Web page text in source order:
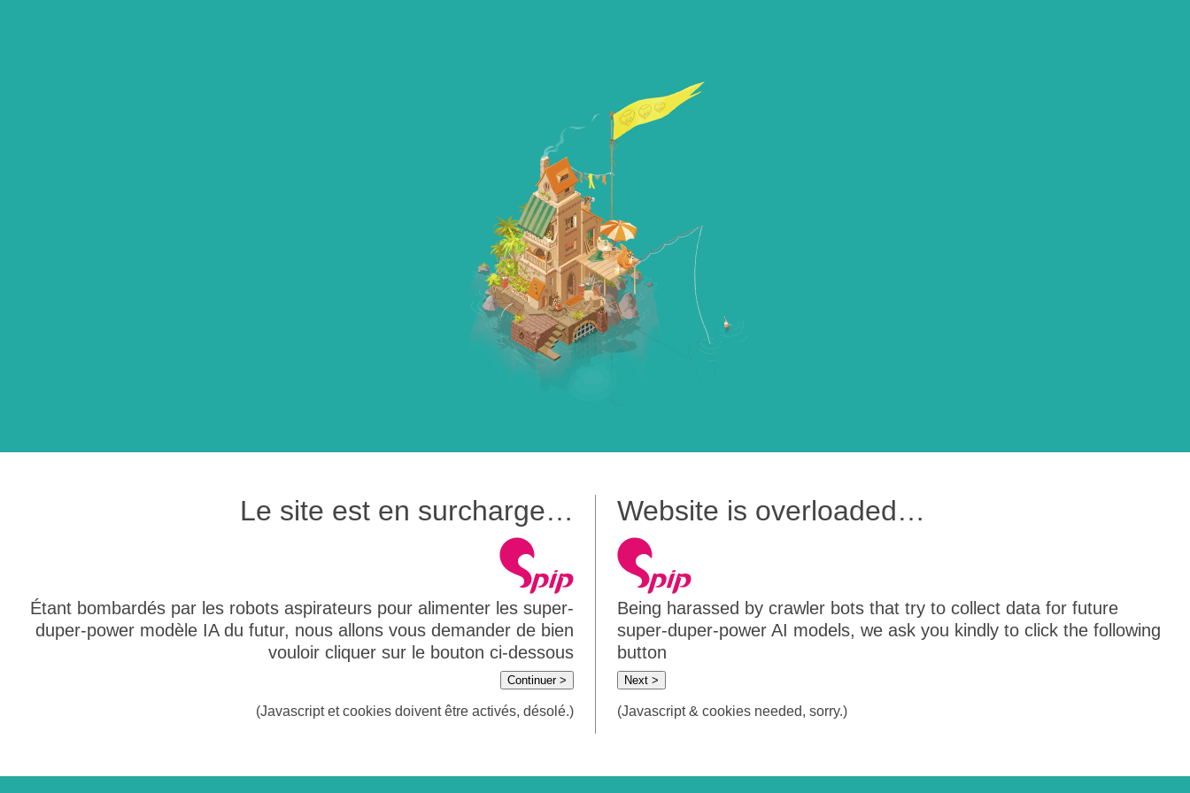
Le site est en surcharge…
Étant bombardés par les robots aspirateurs pour alimenter les super-
duper-power modèle IA du futur, nous allons vous demander de bien
vouloir cliquer sur le bouton ci-dessous
Continuer >
(Javascript et cookies doivent être activés, désolé.)
Website is overloaded…
Being harassed by crawler bots that try to collect data for future
super-duper-power AI models, we ask you kindly to click the following
button
Next >
(Javascript & cookies needed, sorry.)